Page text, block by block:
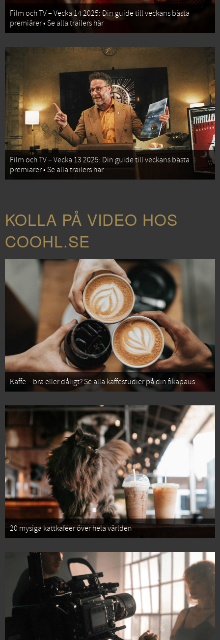
Film och TV – Vecka 14 2025: Din guide till veckans bästa
premiärer • Se alla trailers här
Film och TV – Vecka 13 2025: Din guide till veckans bästa
premiärer • Se alla trailers här
KOLLA PÅ VIDEO HOS
COOHL.SE
Kaffe – bra eller dåligt? Se alla kaffestudier på din fikapaus
20 mysiga kattkaféer över hela världen